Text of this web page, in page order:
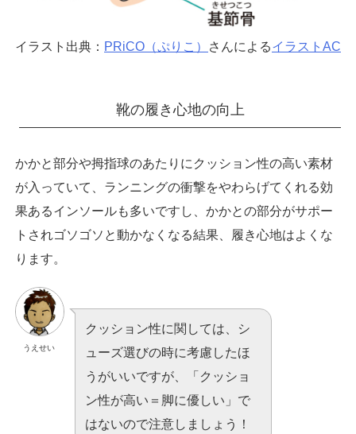
イラスト出典： PRiCO（ぷりこ） さんによるイラストAC
靴の履き心地の向上
かかと部分や拇指球のあたりにクッション性の高い素材
が入っていて、ランニングの衝撃をやわらげてくれる効
果あるインソールも多いですし、かかとの部分がサポー
トされゴソゴソと動かなくなる結果、履き心地はよくな
ります。
うえせい
クッション性に関しては、シ
ューズ選びの時に考慮したほ
うがいいですが、「クッショ
ン性が高い＝脚に優しい」で
はないので注意しましょう！